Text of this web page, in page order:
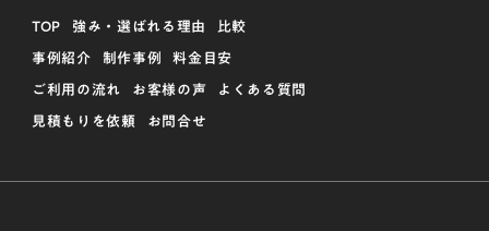
TOP 強み・選ばれる理由 比較
事例紹介 制作事例 料金目安
ご利用の流れ お客様の声 よくある質問
見積もりを依頼 お問合せ